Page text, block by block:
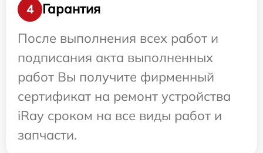
4
Гарантия
После выполнения всех работ и
подписания акта выполненных
работ Вы получите фирменный
сертификат на ремонт устройства
iRay сроком на все виды работ и
запчасти.